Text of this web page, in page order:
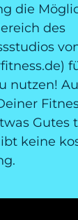
die
des
nutzen!
Gutes
keine